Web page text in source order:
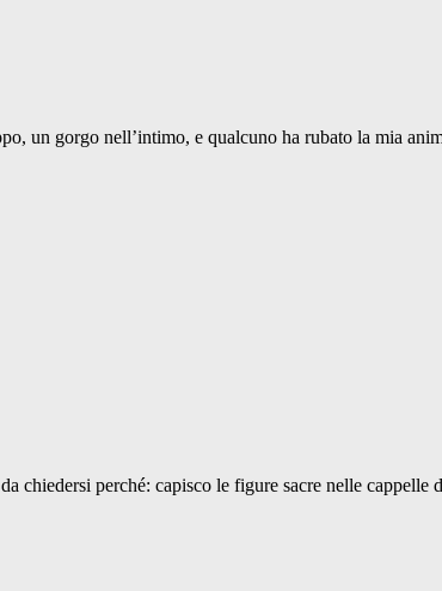
un gorgo nell’intimo, e qualcuno ha rubato la mia
chiedersi perché: capisco le figure sacre nelle cappelle